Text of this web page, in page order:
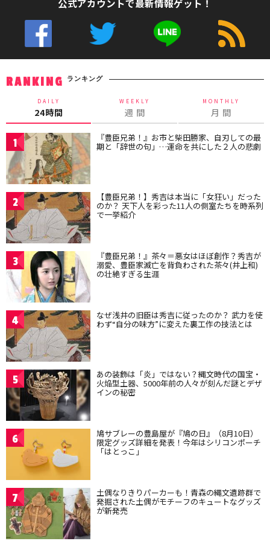
公式アカウントで最新情報ゲット！
RANKING ランキング
DAILY
24時間
WEEKLY
週 間
MONTHLY
月 間
1 『豊臣兄弟！』お市と柴田勝家、自刃しての最
期と「辞世の句」…運命を共にした２人の悲劇
2 【豊臣兄弟！】秀吉は本当に「女狂い」だった
のか？ 天下人を彩った11人の側室たちを時系列
で一挙紹介
3 『豊臣兄弟！』茶々＝悪女はほぼ創作？秀吉が
溺愛、豊臣家滅亡を背負わされた茶々(井上和)
の壮絶すぎる生涯
4 なぜ浅井の旧臣は秀吉に従ったのか？ 武力を使
わず“自分の味方”に変えた裏工作の技法とは
5 あの装飾は「炎」ではない？縄文時代の国宝・
火焔型土器、5000年前の人々が刻んだ謎とデザ
インの秘密
6 鳩サブレーの豊島屋が『鳩の日』（8月10日）
限定グッズ詳細を発表！今年はシリコンポーチ
「はとっこ」
7 土偶なりきりパーカーも！青森の縄文遺跡群で
発掘された土偶がモチーフのキュートなグッズ
が新発売